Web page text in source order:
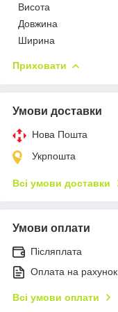
Висота
Довжина
Ширина
Приховати
Умови доставки
Нова Пошта
Укрпошта
Всі умови доставки
Умови оплати
Післяплата
Оплата на рахунок
Всі умови оплати